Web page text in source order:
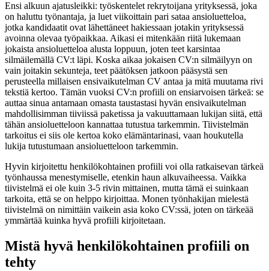
Ensi alkuun ajatusleikki: työskentelet rekrytoijana yrityksessä, joka
on haluttu työnantaja, ja luet viikoittain pari sataa ansioluetteloa,
jotka kandidaatit ovat lähettäneet hakiessaan jotakin yrityksessä
avoinna olevaa työpaikkaa. Aikasi ei mitenkään riitä lukemaan
jokaista ansioluetteloa alusta loppuun, joten teet karsintaa
silmäilemällä CV:t läpi. Koska aikaa jokaisen CV:n silmäilyyn on
vain joitakin sekunteja, teet päätöksen jatkoon pääsystä sen
perusteella millaisen ensivaikutelman CV antaa ja mitä muutama rivi
tekstiä kertoo. Tämän vuoksi CV:n profiili on ensiarvoisen tärkeä: se
auttaa sinua antamaan omasta taustastasi hyvän ensivaikutelman
mahdollisimman tiiviissä paketissa ja vakuuttamaan lukijan siitä, että
tähän ansioluetteloon kannattaa tutustua tarkemmin. Tiivistelmän
tarkoitus ei siis ole kertoa koko elämäntarinasi, vaan houkutella
lukija tutustumaan ansioluetteloon tarkemmin.
Hyvin kirjoitettu henkilökohtainen profiili voi olla ratkaisevan tärkeä
työnhaussa menestymiselle, etenkin haun alkuvaiheessa. Vaikka
tiivistelmä ei ole kuin 3-5 rivin mittainen, mutta tämä ei suinkaan
tarkoita, että se on helppo kirjoittaa. Monen työnhakijan mielestä
tiivistelmä on nimittäin vaikein asia koko CV:ssä, joten on tärkeää
ymmärtää kuinka hyvä profiili kirjoitetaan.
Mistä hyvä henkilökohtainen profiili on
tehty